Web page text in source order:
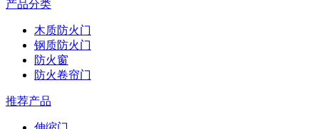
产品分类
木质防火门
钢质防火门
防火窗
防火卷帘门
推荐产品